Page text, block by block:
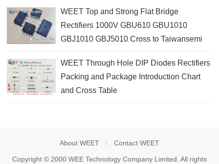
WEET Top and Strong Flat Bridge
Rectifiers 1000V GBU610 GBU1010
GBJ1010 GBJ5010 Cross to Taiwansemi
WEET Through Hole DIP Diodes Rectifiers
Packing and Package Introduction Chart
and Cross Table
About WEET Contact WEET
Copyright © 2000 WEE Technology Company Limited. All rights